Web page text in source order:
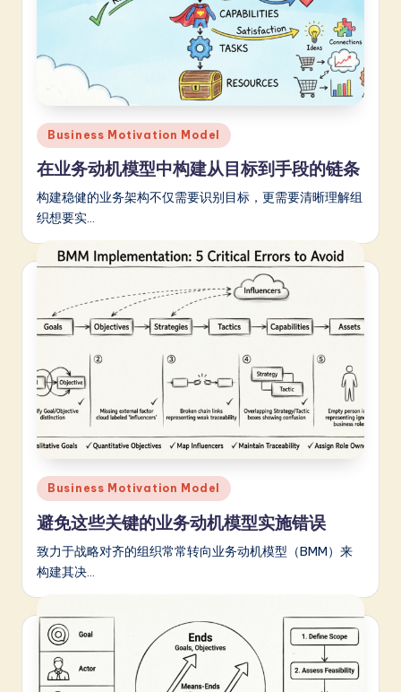
a
r
e
In
n
a
ti
o
n
Posted
in
Business Motivation Model
在业务动机模型中构建从目标到手段的链条
构建稳健的业务架构不仅需要识别目标，更需要清晰理解组
织想要实…
Posted
Business Motivation Model
避免这些关键的业务动机模型实施错误
致力于战略对齐的组织常常转向业务动机模型（BMM）来
构建其决…